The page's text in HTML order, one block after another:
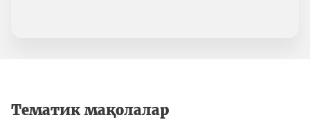
Тематик мақолалар